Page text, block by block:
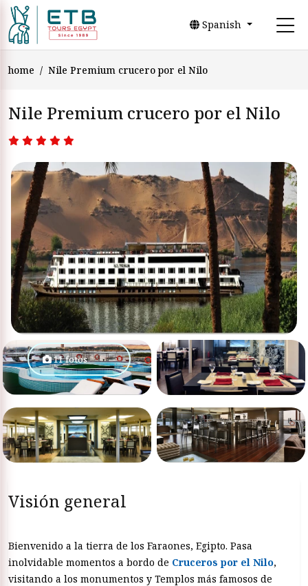
Spanish
home Nile Premium crucero por el Nilo
Nile Premium crucero por el Nilo
11 fotos
Visión general
Bienvenido a la tierra de los Faraones, Egipto. Pasa
inolvidable momentos a bordo de Cruceros por el Nilo,
visitando a los monumentos y Templos más famosos de